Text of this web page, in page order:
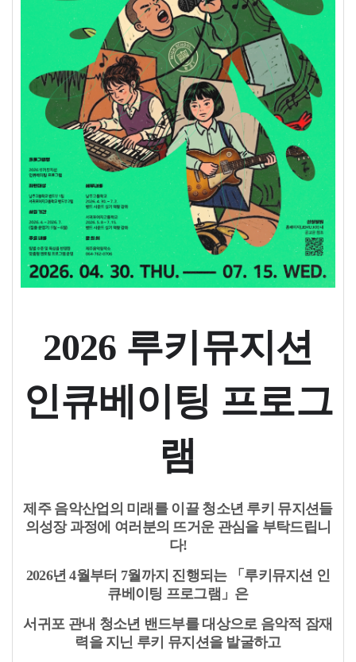
2026 루키뮤지션
인큐베이팅 프로그
램
제주 음악산업의 미래를 이끌 청소년 루키 뮤지션들
의성장 과정에 여러분의 뜨거운 관심을 부탁드립니
다!
2026년 4월부터 7월까지 진행되는 「루키뮤지션 인
큐베이팅 프로그램」은
서귀포 관내 청소년 밴드부를 대상으로 음악적 잠재
력을 지닌 루키 뮤지션을 발굴하고